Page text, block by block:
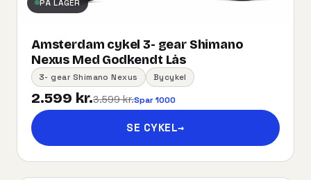
PÅ LAGER
Amsterdam cykel 3- gear Shimano
Nexus Med Godkendt Lås
3- gear Shimano Nexus Bycykel
2.599 kr.3.599 kr.Spar 1000
SE CYKEL→